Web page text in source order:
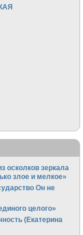
осколков зеркала
злое и мелкое»
Он не
целого»
(Екатерина